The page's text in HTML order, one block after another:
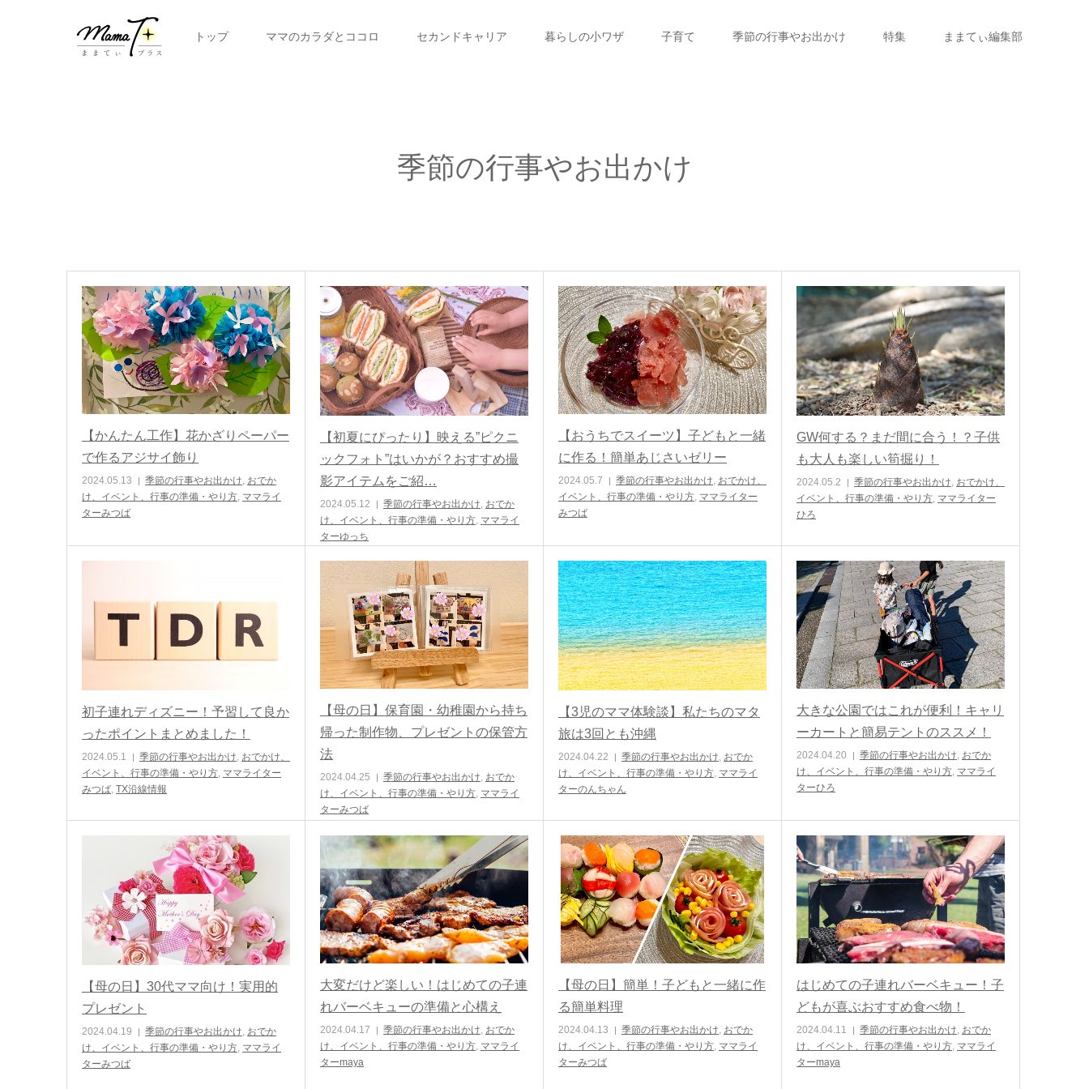
トップ ママのカラダとココロ セカンドキャリア 暮らしの小ワザ 子育て 季節の行事やお出かけ 特集 ままてぃ編集部
季節の行事やお出かけ
【かんたん工作】花かざりペーパー
で作るアジサイ飾り
2024.05.13 季節の行事やお出かけ, おでか
け、イベント、行事の準備・やり方, ママライ
ターみつば
【初夏にぴったり】映える”ピクニ
ックフォト”はいかが？おすすめ撮
影アイテムをご紹…
2024.05.12 季節の行事やお出かけ, おでか
け、イベント、行事の準備・やり方, ママライ
ターゆっち
【おうちでスイーツ】子どもと一緒
に作る！簡単あじさいゼリー
2024.05.7 季節の行事やお出かけ, おでかけ、
イベント、行事の準備・やり方, ママライター
みつば
GW何する？まだ間に合う！？子供
も大人も楽しい筍掘り！
2024.05.2 季節の行事やお出かけ, おでかけ、
イベント、行事の準備・やり方, ママライター
ひろ
初子連れディズニー！予習して良か
ったポイントまとめました！
2024.05.1 季節の行事やお出かけ, おでかけ、
イベント、行事の準備・やり方, ママライター
みつば, TX沿線情報
【母の日】保育園・幼稚園から持ち
帰った制作物、プレゼントの保管方
法
2024.04.25 季節の行事やお出かけ, おでか
け、イベント、行事の準備・やり方, ママライ
ターみつば
【3児のママ体験談】私たちのマタ
旅は3回とも沖縄
2024.04.22 季節の行事やお出かけ, おでか
け、イベント、行事の準備・やり方, ママライ
ターのんちゃん
大きな公園ではこれが便利！キャリ
ーカートと簡易テントのススメ！
2024.04.20 季節の行事やお出かけ, おでか
け、イベント、行事の準備・やり方, ママライ
ターひろ
【母の日】30代ママ向け！実用的
プレゼント
2024.04.19 季節の行事やお出かけ, おでか
け、イベント、行事の準備・やり方, ママライ
ターみつば
大変だけど楽しい！はじめての子連
れバーベキューの準備と心構え
2024.04.17 季節の行事やお出かけ, おでか
け、イベント、行事の準備・やり方, ママライ
ターmaya
【母の日】簡単！子どもと一緒に作
る簡単料理
2024.04.13 季節の行事やお出かけ, おでか
け、イベント、行事の準備・やり方, ママライ
ターみつば
はじめての子連れバーベキュー！子
どもが喜ぶおすすめ食べ物！
2024.04.11 季節の行事やお出かけ, おでか
け、イベント、行事の準備・やり方, ママライ
ターmaya